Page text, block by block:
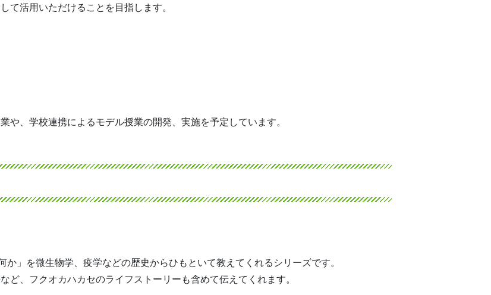
て活用いただけることを目指します。
や、学校連携によるモデル授業の開発、実施を予定しています。
」を微生物学、疫学などの歴史からひもといて教えてくれるシリーズです。
ど、フクオカハカセのライフストーリーも含めて伝えてくれます。